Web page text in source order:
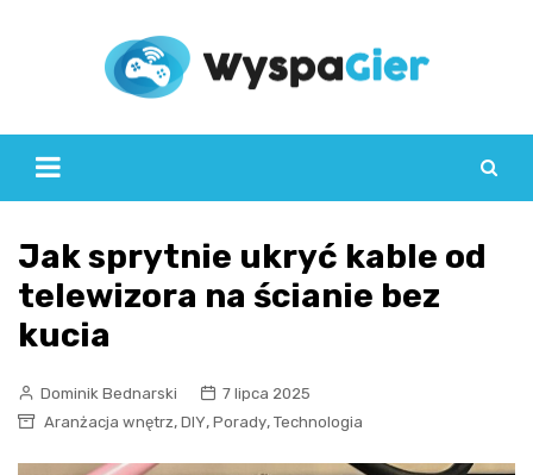
Jak sprytnie ukryć kable od
telewizora na ścianie bez
kucia
Dominik Bednarski
7 lipca 2025
Aranżacja wnętrz, DIY, Porady, Technologia